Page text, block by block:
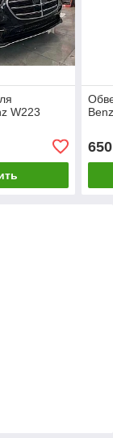
W223